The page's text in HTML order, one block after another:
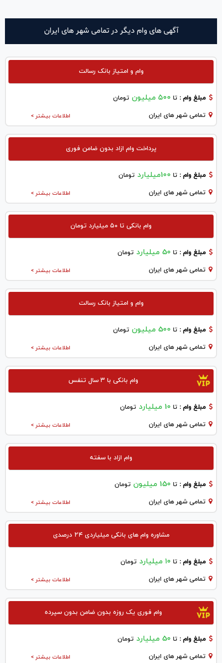
آگهی های وام دیگر در تمامی شهر های ایران
وام و امتیاز بانک رسالت
مبلغ وام : تا ۵۰۰ میلیون تومان
اطلاعات بیشتر > تمامی شهر های ایران
پرداخت وام ازاد بدون ضامن فوری
مبلغ وام : تا 100میلیارد تومان
اطلاعات بیشتر > تمامی شهر های ایران
وام بانکی تا ۵۰ میلیارد تومان
مبلغ وام : تا 50 میلیارد تومان
اطلاعات بیشتر > تمامی شهر های ایران
وام و امتیاز بانک رسالت
مبلغ وام : تا 500 میلیون تومان
اطلاعات بیشتر > تمامی شهر های ایران
وام بانکی با ۳ سال تنفس
مبلغ وام : تا 10 میلیارد تومان
اطلاعات بیشتر > تمامی شهر های ایران
وام ازاد با سفته
مبلغ وام : تا 150 میلیون تومان
اطلاعات بیشتر > تمامی شهر های ایران
مشاوره وام های بانکی میلیاردی ۲۴ درصدی
مبلغ وام : تا ۱۰ میلیارد تومان
اطلاعات بیشتر > تمامی شهر های ایران
وام فوری یک روزه بدون ضامن بدون سپرده
مبلغ وام : تا 50 میلیارد تومان
اطلاعات بیشتر > تمامی شهر های ایران